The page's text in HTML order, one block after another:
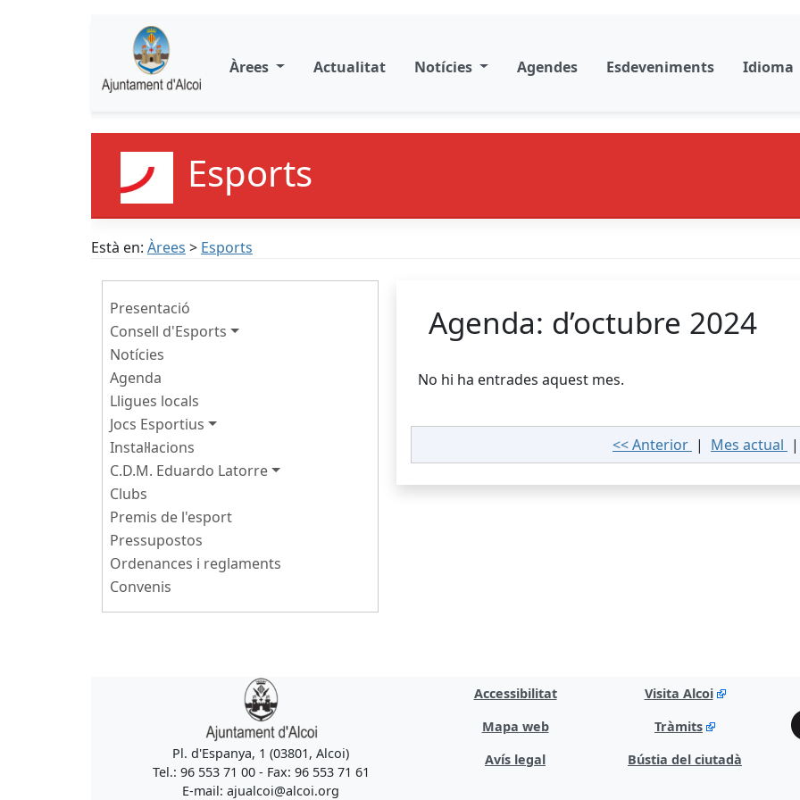
Àrees Actualitat Notícies Agendes Esdeveniments
Idioma
Esports
Està en: Àrees > Esports
Presentació
Consell d'Esports
Notícies
Agenda
Lligues locals
Jocs Esportius
Instal·lacions
C.D.M. Eduardo Latorre
Clubs
Premis de l'esport
Pressupostos
Ordenances i reglaments
Convenis
Agenda: d’octubre 2024
No hi ha entrades aquest mes.
<< Anterior | Mes actual |
Pl. d'Espanya, 1 (03801, Alcoi)
Tel.: 96 553 71 00 - Fax: 96 553 71 61
E-mail: ajualcoi@alcoi.org
Accessibilitat
Mapa web
Avís legal
Visita Alcoi
Tràmits
Bústia del ciutadà